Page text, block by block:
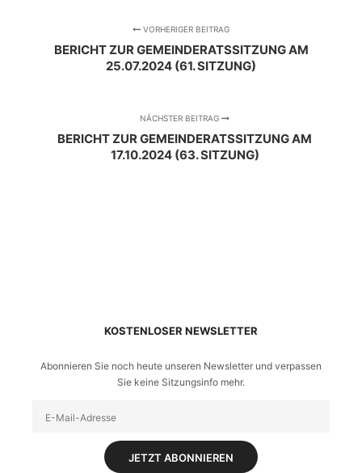
VORHERIGER BEITRAG
BERICHT ZUR GEMEINDERATSSITZUNG AM
25.07.2024 (61. SITZUNG)
NÄCHSTER BEITRAG
BERICHT ZUR GEMEINDERATSSITZUNG AM
17.10.2024 (63. SITZUNG)
KOSTENLOSER NEWSLETTER
Abonnieren Sie noch heute unseren Newsletter und verpassen
Sie keine Sitzungsinfo mehr.